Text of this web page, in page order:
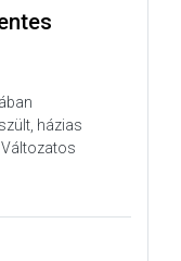
házias
Változatos